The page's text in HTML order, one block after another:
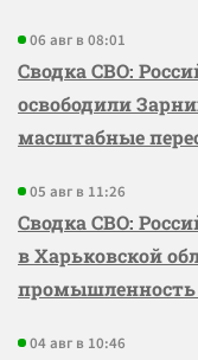
06 авг в 08:01
Сводка СВО:
освободили
масштабные
05 авг в 11:26
Сводка СВО:
в Харьковской
промышленность
04 авг в 10:46